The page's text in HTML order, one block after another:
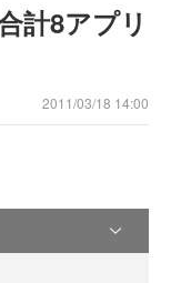
計8アプリ
2011/03/18 14:00